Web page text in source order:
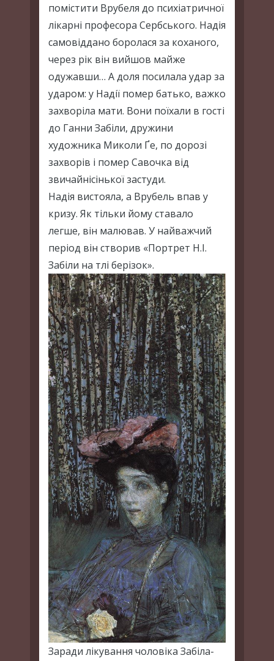
помістити Врубеля до психіатричної
лікарні професора Сербського. Надія
самовіддано боролася за коханого,
через рік він вийшов майже
одужавши… А доля посилала удар за
ударом: у Надії помер батько, важко
захворіла мати. Вони поїхали в гості
до Ганни Забіли, дружини
художника Миколи Ґе, по дорозі
захворів і помер Савочка від
звичайнісінької застуди.
Надія вистояла, а Врубель впав у
кризу. Як тільки йому ставало
легше, він малював. У найважчий
період він створив «Портрет Н.І.
Забіли на тлі берізок».
Заради лікування чоловіка Забіла-